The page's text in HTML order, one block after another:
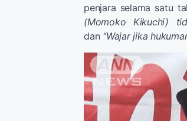
penjara selama satu
(Momoko Kikuchi)
dan "Wajar jika